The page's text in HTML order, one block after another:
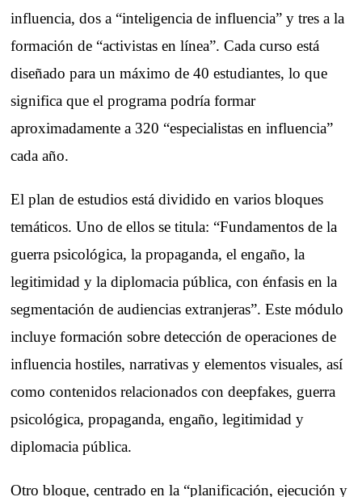
influencia, dos a “inteligencia de influencia” y tres a la
formación de “activistas en línea”. Cada curso está
diseñado para un máximo de 40 estudiantes, lo que
significa que el programa podría formar
aproximadamente a 320 “especialistas en influencia”
cada año.
El plan de estudios está dividido en varios bloques
temáticos. Uno de ellos se titula: “Fundamentos de la
guerra psicológica, la propaganda, el engaño, la
legitimidad y la diplomacia pública, con énfasis en la
segmentación de audiencias extranjeras”. Este módulo
incluye formación sobre detección de operaciones de
influencia hostiles, narrativas y elementos visuales, así
como contenidos relacionados con deepfakes, guerra
psicológica, propaganda, engaño, legitimidad y
diplomacia pública.
Otro bloque, centrado en la “planificación, ejecución y